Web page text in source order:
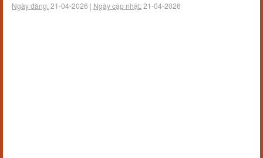
Ngày đăng:21-04-2026 | Ngày cập nhật:21-04-2026